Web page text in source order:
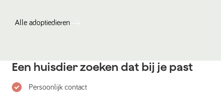
Alle adoptiedieren
Een huisdier zoeken dat bij je past
Persoonlijk contact